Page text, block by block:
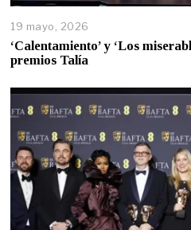
19 mayo, 2026
‘Calentamiento’ y ‘Los
premios Talía